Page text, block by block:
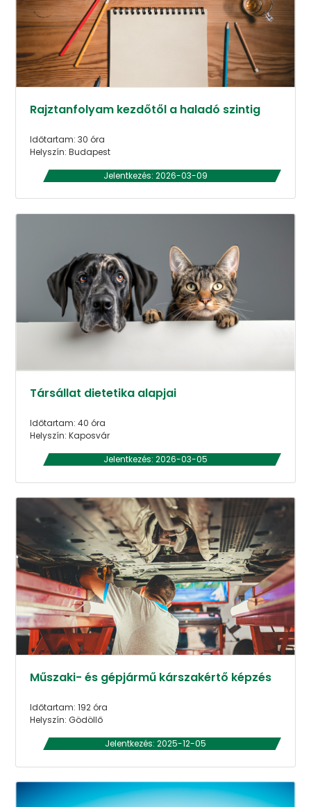
Rajztanfolyam kezdőtől a haladó szintig
Időtartam: 30 óra
Helyszín: Budapest
Jelentkezés: 2026-03-09
Társállat dietetika alapjai
Időtartam: 40 óra
Helyszín: Kaposvár
Jelentkezés: 2026-03-05
Műszaki- és gépjármű kárszakértő képzés
Időtartam: 192 óra
Helyszín: Gödöllő
Jelentkezés: 2025-12-05